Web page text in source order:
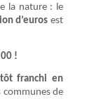
la nature : le
d’eurosest
!
franchi en
communes de